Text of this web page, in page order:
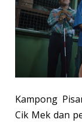
Kampong
Cik Mek dan